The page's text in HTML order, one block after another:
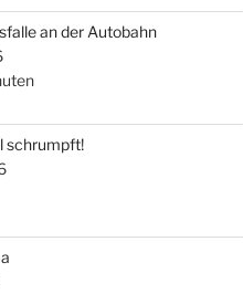
an der Autobahn
schrumpft!